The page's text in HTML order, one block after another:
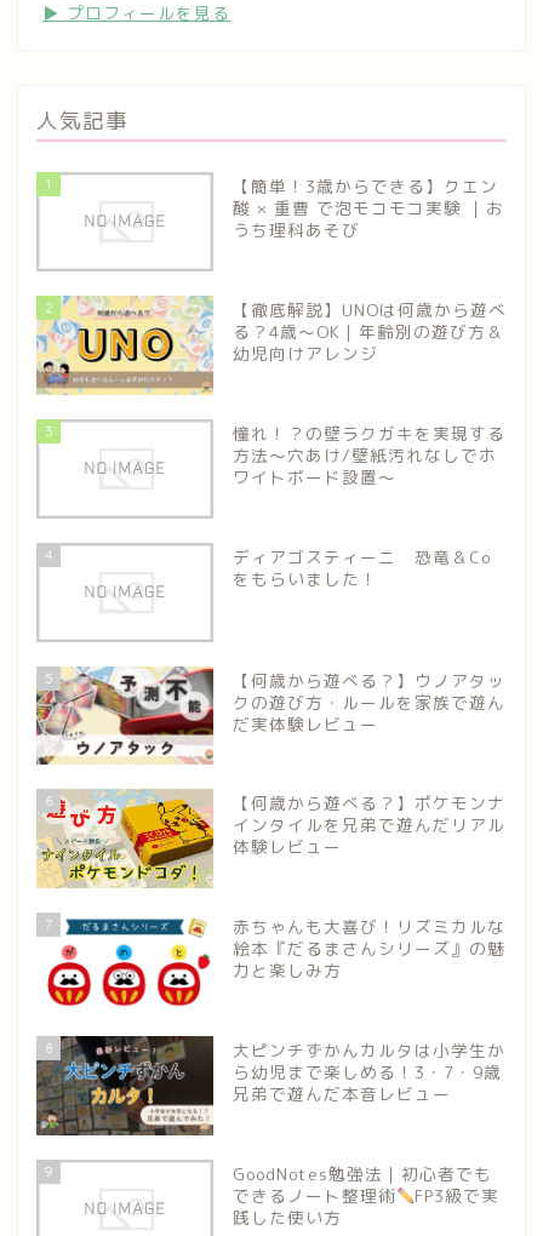
▶︎ プロフィールを見る
人気記事
1
【簡単！3歳からできる】クエン
酸 × 重曹 で泡モコモコ実験 ｜お
うち理科あそび
2
【徹底解説】UNOは何歳から遊べ
る？4歳〜OK｜年齢別の遊び方＆
幼児向けアレンジ
3
憧れ！？の壁ラクガキを実現する
方法～穴あけ/壁紙汚れなしでホ
ワイトボード設置～
4
ディアゴスティーニ 恐竜＆Co
をもらいました！
5
【何歳から遊べる？】ウノアタッ
クの遊び方・ルールを家族で遊ん
だ実体験レビュー
6
【何歳から遊べる？】ポケモンナ
インタイルを兄弟で遊んだリアル
体験レビュー
7
赤ちゃんも大喜び！リズミカルな
絵本『だるまさんシリーズ』の魅
力と楽しみ方
8
大ピンチずかんカルタは小学生か
ら幼児まで楽しめる！3・7・9歳
兄弟で遊んだ本音レビュー
9
GoodNotes勉強法｜初心者でも
できるノート整理術
FP3級で実
践した使い方